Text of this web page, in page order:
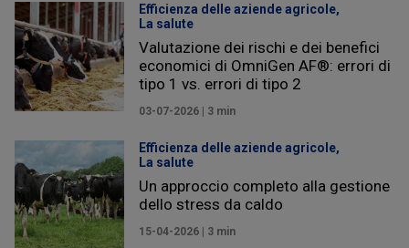
Efficienza delle aziende agricole,
La salute
Valutazione dei rischi e dei benefici
economici di OmniGen AF®: errori di
tipo 1 vs. errori di tipo 2
03-07-2026 | 3 min
Efficienza delle aziende agricole,
La salute
Un approccio completo alla gestione
dello stress da caldo
15-04-2026 | 3 min